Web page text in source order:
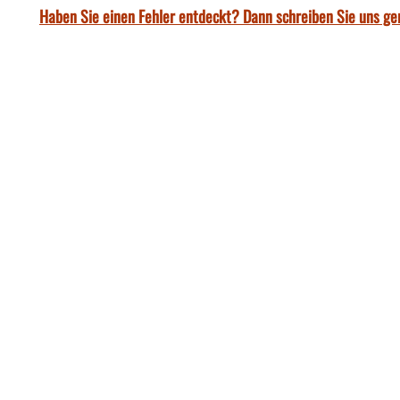
Haben Sie einen Fehler entdeckt? Dann schreiben Sie uns